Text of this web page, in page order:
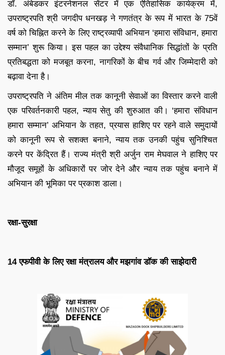
डॉ. अंबेडकर इंटरनेशनल सेंटर में एक ऐतिहासिक कार्यक्रम में,
उपराष्ट्रपति श्री जगदीप धनखड़ ने गणतंत्र के रूप में भारत के 75वें
वर्ष को चिह्नित करने के लिए राष्ट्रव्यापी अभियान ‘हमारा संविधान, हमारा
सम्मान’ शुरू किया। इस पहल का उद्देश्य संवैधानिक सिद्धांतों के प्रति
प्रतिबद्धता को मजबूत करना, नागरिकों के बीच गर्व और जिम्मेदारी को
बढ़ावा देना है।
उपराष्ट्रपति ने अंतिम मील तक कानूनी सेवाओं का विस्तार करने वाली
एक परिवर्तनकारी पहल, न्याय सेतु की शुरुआत की। ‘हमारा संविधान
हमारा सम्मान’ अभियान के तहत, प्रयास हाशिए पर रहने वाले समुदायों
को कानूनी रूप से सशक्त बनाने, न्याय तक उनकी पहुंच सुनिश्चित
करने पर केंद्रित हैं। राज्य मंत्री श्री अर्जुन राम मेघवाल ने हाशिए पर
मौजूद समूहों के अधिकारों पर जोर देने और न्याय तक पहुंच बनाने में
अभियान की भूमिका पर प्रकाश डाला।
रक्षा-सुरक्षा
14 एफपीवी के लिए रक्षा मंत्रालय और मझगांव डॉक की साझेदारी